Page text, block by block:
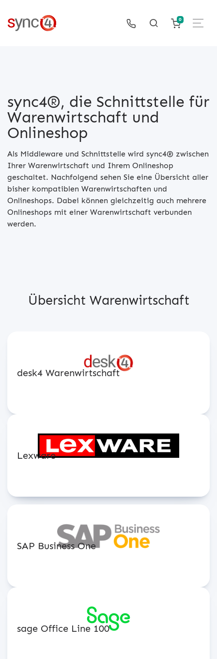
0
sync4®, die Schnittstelle für
Warenwirtschaft und
Onlineshop
Als Middleware und Schnittstelle wird sync4® zwischen
Ihrer Warenwirtschaft und Ihrem Onlineshop
geschaltet. Nachfolgend sehen Sie eine Übersicht aller
bisher kompatiblen Warenwirtschaften und
Onlineshops. Dabei können gleichzeitig auch mehrere
Onlineshops mit einer Warenwirtschaft verbunden
werden.
Übersicht Warenwirtschaft
desk4 Warenwirtschaft
Lexware
SAP Business One
sage Office Line 100